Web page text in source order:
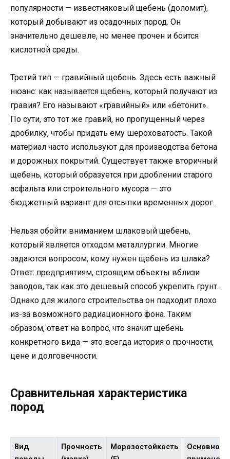
популярности — известняковый щебень (доломит),
который добывают из осадочных пород. Он
значительно дешевле, но менее прочен и боится
кислотной среды.
Третий тип — гравийный щебень. Здесь есть важный
нюанс: как называется щебень, который получают из
гравия? Его называют «гравийный» или «бетонит».
По сути, это тот же гравий, но пропущенный через
дробилку, чтобы придать ему шероховатость. Такой
материал часто используют для производства бетона
и дорожных покрытий. Существует также вторичный
щебень, который образуется при дроблении старого
асфальта или строительного мусора — это
бюджетный вариант для отсыпки временных дорог.
Нельзя обойти вниманием шлаковый щебень,
который является отходом металлургии. Многие
задаются вопросом, кому нужен щебень из шлака?
Ответ: предприятиям, строящим объекты вблизи
заводов, так как это дешевый способ укрепить грунт.
Однако для жилого строительства он подходит плохо
из-за возможного радиационного фона. Таким
образом, ответ на вопрос, что значит щебень
конкретного вида — это всегда история о прочности,
цене и долговечности.
Сравнительная характеристика
пород
Вид
Прочность
Морозостойкость
Основное